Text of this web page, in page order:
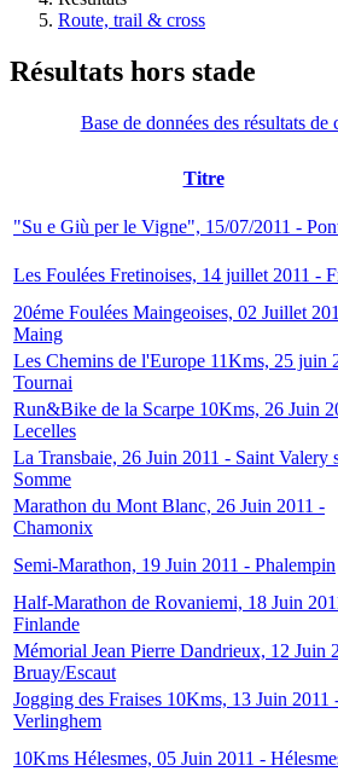
Route, trail & cross
Résultats hors stade
Base de données des résultats de
Titre
"Su e Giù per le Vigne", 15/07/2011 -
Les Foulées Fretinoises, 14 juillet 2011 -
20éme Foulées Maingeoises, 02 Juillet
Maing
Les Chemins de l'Europe 11Kms, 25 juin
Tournai
Run&Bike de la Scarpe 10Kms, 26 Juin
Lecelles
La Transbaie, 26 Juin 2011 - Saint Valery
Somme
Marathon du Mont Blanc, 26 Juin 2011 -
Chamonix
Semi-Marathon, 19 Juin 2011 - Phalempin
Half-Marathon de Rovaniemi, 18 Juin
Finlande
Mémorial Jean Pierre Dandrieux, 12 Juin
Bruay/Escaut
Jogging des Fraises 10Kms, 13 Juin 2011
Verlinghem
10Kms Hélesmes, 05 Juin 2011 -